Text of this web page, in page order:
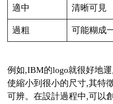
適中 清晰可見
過粗 可能糊成
例如,IBM的logo就很好地
使縮小到很小的尺寸,其特
可辨。在設計過程中,可以